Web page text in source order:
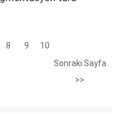
8 9
10
Sonraki Sayfa
>>